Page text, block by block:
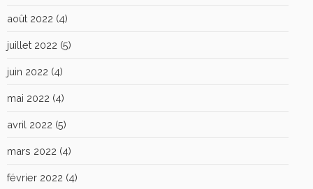
août 2022 (4)
juillet 2022 (5)
juin 2022 (4)
mai 2022 (4)
avril 2022 (5)
mars 2022 (4)
février 2022 (4)